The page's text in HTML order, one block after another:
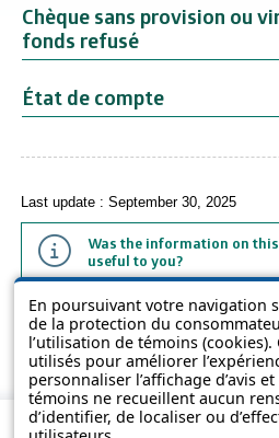
En poursuivant votre navigation
de la protection du
l’utilisation de témoins
utilisés pour améliorer
personnaliser l’affichage d’avis
témoins ne recueillent aucun
d’identifier, de localiser ou
Chèque sans provision ou
fonds refusé
État de compte
Last update : September 30, 2025
Was the information on
useful to you?
The information contained on this page
make it easier to understand. It does
and regulations.